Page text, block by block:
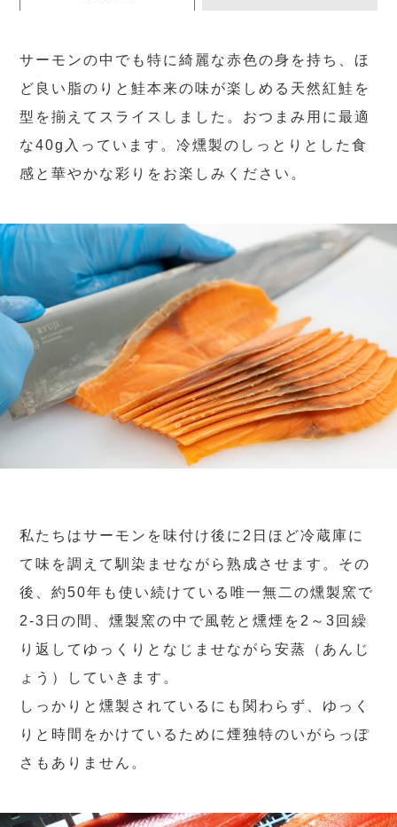
サーモンの中でも特に綺麗な赤色の身を持ち、ほ
ど良い脂のりと鮭本来の味が楽しめる天然紅鮭を
型を揃えてスライスしました。おつまみ用に最適
な40g入っています。冷燻製のしっとりとした食
感と華やかな彩りをお楽しみください。
私たちはサーモンを味付け後に2日ほど冷蔵庫に
て味を調えて馴染ませながら熟成させます。その
後、約50年も使い続けている唯一無二の燻製窯で
2-3日の間、燻製窯の中で風乾と燻煙を2～3回繰
り返してゆっくりとなじませながら安蒸（あんじ
ょう）していきます。
しっかりと燻製されているにも関わらず、ゆっく
りと時間をかけているために煙独特のいがらっぽ
さもありません。